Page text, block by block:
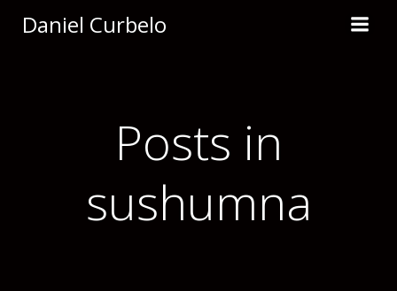
Daniel Curbelo
Posts in
sushumna